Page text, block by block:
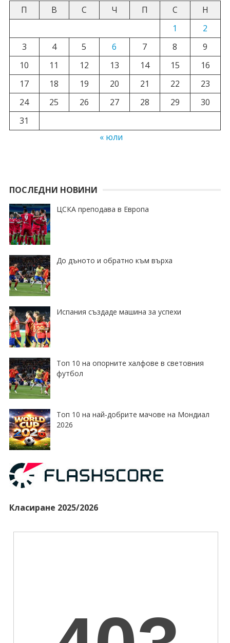
П
В С Ч П С
Н
1
2
3
4 5 6 7 8
9
10
11 12 13 14 15
16
17
18 19 20 21 22
23
24
25 26 27 28 29
30
31
« юли
ПОСЛЕДНИ НОВИНИ
ЦСКА преподава в Европа
До дъното и обратно към върха
Испания създаде машина за успехи
Топ 10 на опорните халфове в световния
футбол
Топ 10 на най-добрите мачове на Мондиал
2026
Класиране 2025/2026